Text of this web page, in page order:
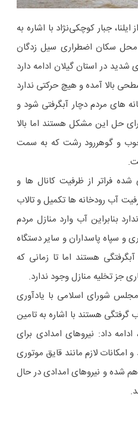
جبار کوچکی‌نژاد با اشاره به
سکان اضطراری سیل زدگان
شدید در استان گیلان ادامه دارد
بالا آمده و هیچ حرکتی ندارد
های مردم دچار آبگرفتی شود و
حل این مشکل هستند اما بالا
و گوهررود رشت که به سمت
فراتر از ظرفیت کانال ها و
آب رودخانه ها تکمیل و تالاب
بنابراین آب وارد منازل مردم
و سپاه پاسداران و سایر دستگاه
هستند اما تا زمانی که
جز تخلیه منازل وجود ندارد.
شورای اسلامی با یادآوری
گرفتگی هستند با اشاره به تامین
داد: نیروهای امدادی برای
لازم مانند قایق موتوری
شده و نیروهای امدادی در حال